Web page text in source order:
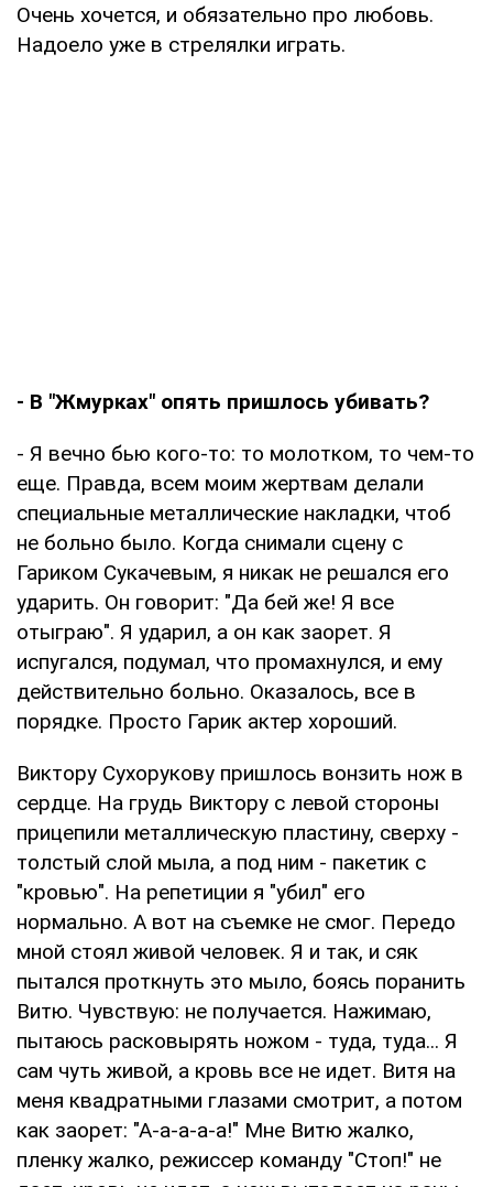
Очень хочется, и обязательно про любовь.
Надоело уже в стрелялки играть.
- В "Жмурках" опять пришлось убивать?
- Я вечно бью кого-то: то молотком, то чем-то
еще. Правда, всем моим жертвам делали
специальные металлические накладки, чтоб
не больно было. Когда снимали сцену с
Гариком Сукачевым, я никак не решался его
ударить. Он говорит: "Да бей же! Я все
отыграю". Я ударил, а он как заорет. Я
испугался, подумал, что промахнулся, и ему
действительно больно. Оказалось, все в
порядке. Просто Гарик актер хороший.
Виктору Сухорукову пришлось вонзить нож в
сердце. На грудь Виктору с левой стороны
прицепили металлическую пластину, сверху -
толстый слой мыла, а под ним - пакетик с
"кровью". На репетиции я "убил" его
нормально. А вот на съемке не смог. Передо
мной стоял живой человек. Я и так, и сяк
пытался проткнуть это мыло, боясь поранить
Витю. Чувствую: не получается. Нажимаю,
пытаюсь расковырять ножом - туда, туда... Я
сам чуть живой, а кровь все не идет. Витя на
меня квадратными глазами смотрит, а потом
как заорет: "А-а-а-а-а!" Мне Витю жалко,
пленку жалко, режиссер команду "Стоп!" не